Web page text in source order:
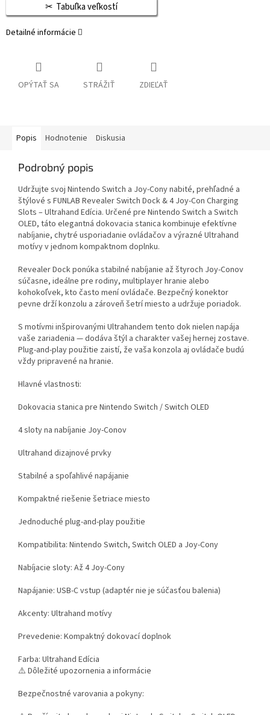
Tabuľka veľkostí
Detailné informácie
OPÝTAŤ SA STRÁŽIŤ ZDIEĽAŤ
Popis Hodnotenie Diskusia
Podrobný popis
Udržujte svoj Nintendo Switch a Joy-Cony nabité, prehľadné a
štýlové s FUNLAB Revealer Switch Dock & 4 Joy-Con Charging
Slots – Ultrahand Edícia. Určené pre Nintendo Switch a Switch
OLED, táto elegantná dokovacia stanica kombinuje efektívne
nabíjanie, chytré usporiadanie ovládačov a výrazné Ultrahand
motívy v jednom kompaktnom doplnku.
Revealer Dock ponúka stabilné nabíjanie až štyroch Joy-Conov
súčasne, ideálne pre rodiny, multiplayer hranie alebo
kohokoľvek, kto často mení ovládače. Bezpečný konektor
pevne drží konzolu a zároveň šetrí miesto a udržuje poriadok.
S motívmi inšpirovanými Ultrahandem tento dok nielen napája
vaše zariadenia — dodáva štýl a charakter vašej hernej zostave.
Plug-and-play použitie zaistí, že vaša konzola aj ovládače budú
vždy pripravené na hranie.
Hlavné vlastnosti:
Dokovacia stanica pre Nintendo Switch / Switch OLED
4 sloty na nabíjanie Joy-Conov
Ultrahand dizajnové prvky
Stabilné a spoľahlivé napájanie
Kompaktné riešenie šetriace miesto
Jednoduché plug-and-play použitie
Kompatibilita: Nintendo Switch, Switch OLED a Joy-Cony
Nabíjacie sloty: Až 4 Joy-Cony
Napájanie: USB-C vstup (adaptér nie je súčasťou balenia)
Akcenty: Ultrahand motívy
Prevedenie: Kompaktný dokovací doplnok
Farba: Ultrahand Edícia
⚠️ Dôležité upozornenia a informácie
Bezpečnostné varovania a pokyny: